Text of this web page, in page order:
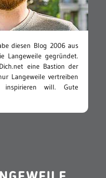
diesen Blog 2006 aus
Langeweile gegründet.
eine Bastion der
Langeweile vertreiben
inspirieren will. Gute